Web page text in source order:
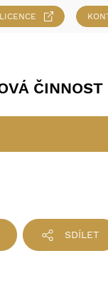
LICENCE
ČINNOST
SDÍLET